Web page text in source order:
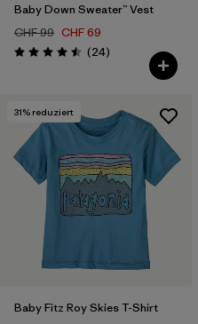
Baby Down Sweater™ Vest
CHF 99 CHF 69
Bewertung: 4.5 / 5
(24Rezensionen
)
31% reduziert
Baby Fitz Roy Skies T-Shirt